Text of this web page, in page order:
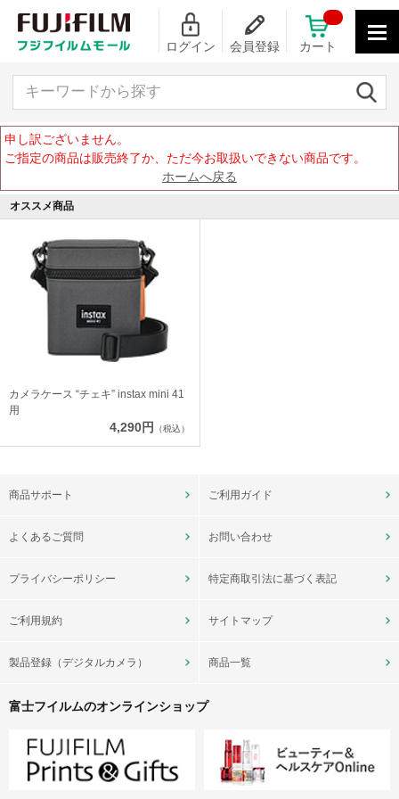
ログイン 会員登録
申し訳ございません。
ご指定の商品は販売終了か、ただ今お取扱いできない商品です。
ホームへ戻る
オススメ商品
カメラケース “チェキ” instax mini 41
用
4,290円 （税込）
商品サポート ご利用ガイド
よくあるご質問 お問い合わせ
プライバシーポリシー 特定商取引法に基づく表記
ご利用規約 サイトマップ
製品登録（デジタルカメラ） 商品一覧
富士フイルムのオンラインショップ